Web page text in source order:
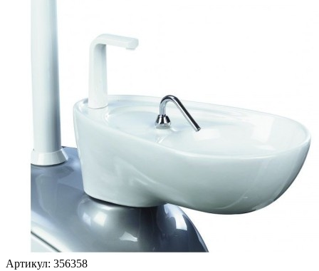
Артикул: 356358